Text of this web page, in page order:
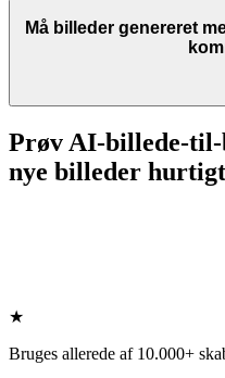
Må billeder genereret
Prøv AI-billede-til-
nye billeder hurtigt
★
Bruges allerede af 10.000+